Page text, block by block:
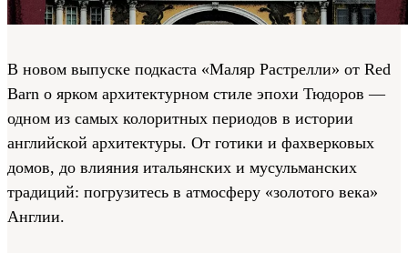
В новом выпуске подкаста «Маляр Растрелли» от Red
Barn о ярком архитектурном стиле эпохи Тюдоров —
одном из самых колоритных периодов в истории
английской архитектуры. От готики и фахверковых
домов, до влияния итальянских и мусульманских
традиций: погрузитесь в атмосферу «золотого века»
Англии.